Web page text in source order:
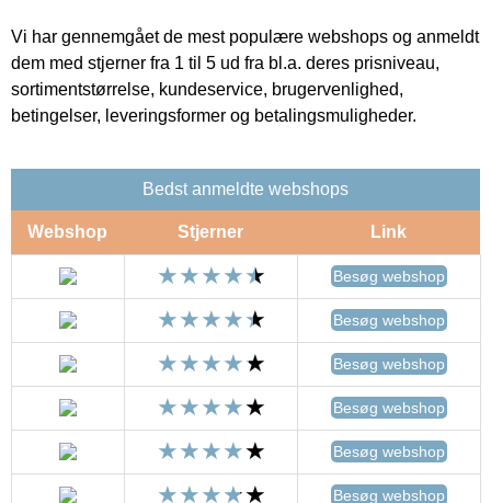
Vi har gennemgået de mest populære webshops og anmeldt
dem med stjerner fra 1 til 5 ud fra bl.a. deres prisniveau,
sortimentstørrelse, kundeservice, brugervenlighed,
betingelser, leveringsformer og betalingsmuligheder.
Bedst anmeldte webshops
Webshop Stjerner Link
Besøg webshop
Besøg webshop
Besøg webshop
Besøg webshop
Besøg webshop
Besøg webshop